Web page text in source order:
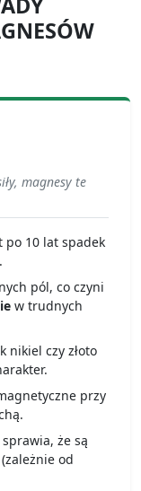
magnesy te
po 10 lat spadek
pól, co czyni
w trudnych
nikiel czy złoto
przy
że są
(zależnie od